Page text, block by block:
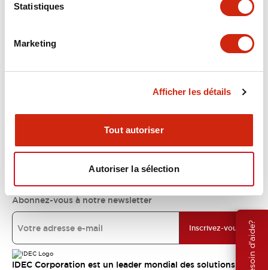
Statistiques
Marketing
Afficher les détails
Tout autoriser
Autoriser la sélection
Besoin d'aide?
À propos d’IDEC
Engagements IDEC
Abonnez-vous à notre newsletter
Inscrivez-vous
IDEC Corporation est un leader mondial des solutions